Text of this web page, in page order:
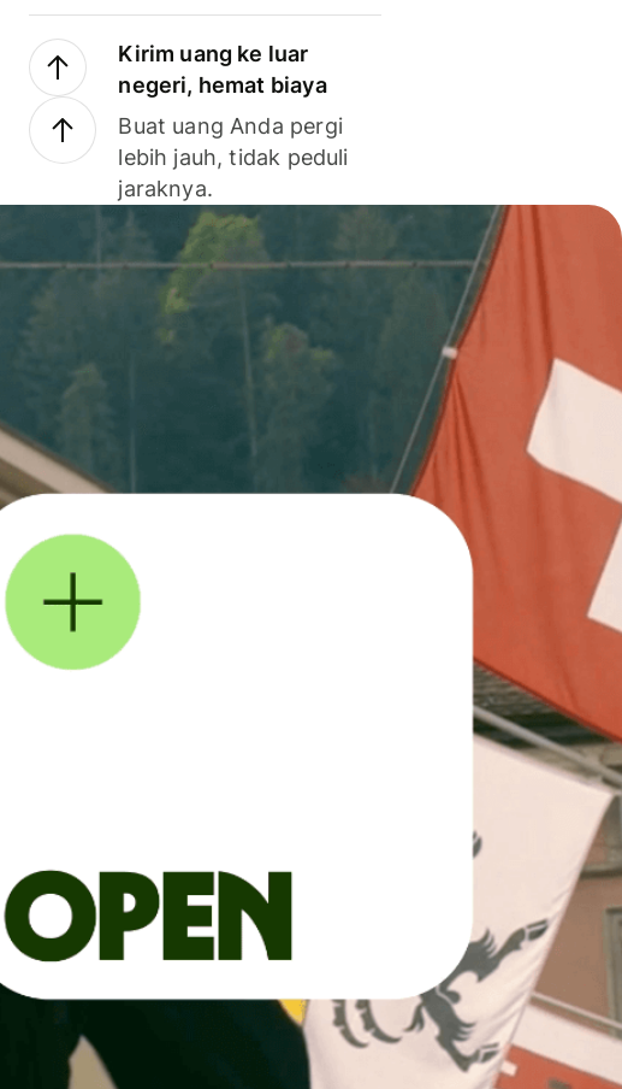
Kirim uang ke luar
negeri, hemat biaya
Buat uang Anda pergi
lebih jauh, tidak peduli
jaraknya.